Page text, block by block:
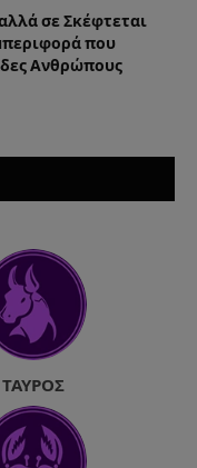
σε Σκέφτεται
που
Ανθρώπους
ΤΑΎΡΟΣ